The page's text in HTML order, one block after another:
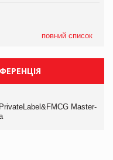
повний список
Master-